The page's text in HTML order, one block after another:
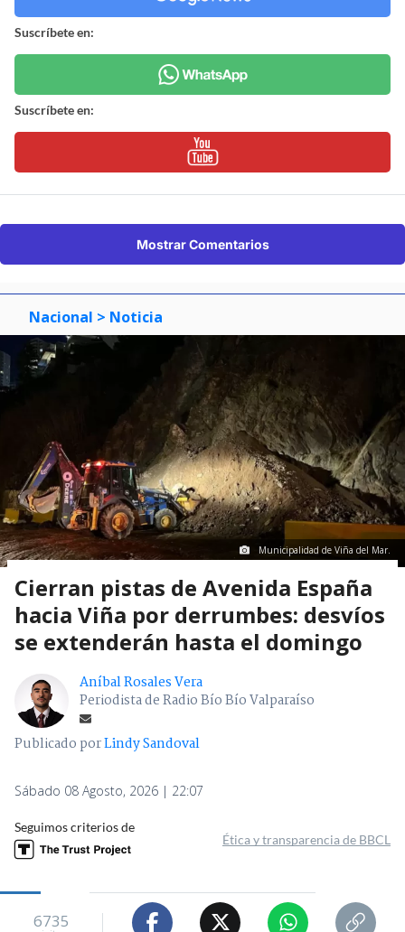
Suscríbete en:
Suscríbete en:
Mostrar Comentarios
Nacional > Noticia
Municipalidad de Viña del Mar.
Cierran pistas de Avenida España
hacia Viña por derrumbes: desvíos
se extenderán hasta el domingo
Aníbal Rosales Vera
Periodista de Radio Bío Bío Valparaíso
Publicado porLindy Sandoval
Sábado 08 Agosto, 2026 | 22:07
Seguimos criterios de
Ética y transparencia de BBCL
6735